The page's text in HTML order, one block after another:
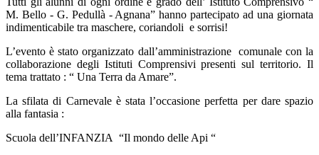
M. Bello - G. Pedullà - Agnana” hanno partecipato ad una giornata
indimenticabile tra maschere, coriandoli e sorrisi!
L’evento è stato organizzato dall’amministrazione
comunale con la
collaborazione degli Istituti Comprensivi presenti sul territorio. Il
tema trattato : “ Una Terra da Amare”.
La sfilata di Carnevale è stata l’occasione perfetta per dare spazio
alla fantasia :
Scuola dell’INFANZIA “Il mondo delle Api “